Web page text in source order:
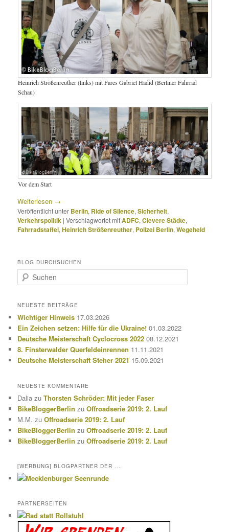
Heinrich Strößenreuther (links) mit Fares Gabriel Hadid (Berliner Fahrrad
Schau)
Vor dem Start
Weiterlesen →
Veröffentlicht unter Berlin, Ride of Silence,Sicherheit,
Verkehrspolitik |Verschlagwortet mitADFC,Clevere Städte,
Fahrradstaffel,Heinrich Strößenreuther, Polizei Berlin,Wegeheld
BLOG DURCHSUCHEN
u
h
n
NEUESTE BEITRÄGE
Wichtiger Hinweis 17.03.2026
Ein Zeichen setzen: Hilfe für die Ukraine! 01.03.2022
Deutsche Meisterschaft Cyclocross 2022 08.12.2021
8. Finsterwalder Querfeldeinrennen 11.11.2021
Deutsche Meisterschaft Steher 2021 15.09.2021
NEUESTE KOMMENTARE
Dalia zuThorsten Schröder: Mit jeder Faser
BikeBloggerBerlin zuOffroadserie 2019: 2. Lauf
M.M. zuOffroadserie 2019: 2. Lauf
BikeBloggerBerlin zuOffroadserie 2019: 2. Lauf
BikeBloggerBerlin zuOffroadserie 2019: 2. Lauf
[WERBUNG] BLOGPARTNER DER ...
PARTNERSEITEN